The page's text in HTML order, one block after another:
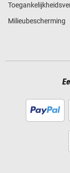
Milieubescherming